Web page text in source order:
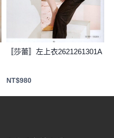
〚莎蕾〛左上衣2621261301A
NT$980